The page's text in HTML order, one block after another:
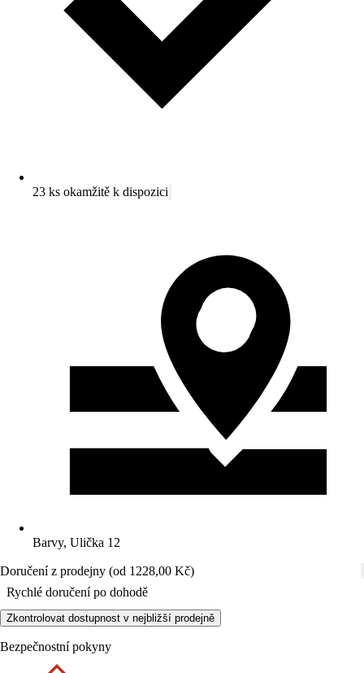
23 ks okamžitě k dispozici
Barvy, Ulička 12
Doručení z prodejny (od 1228,00 Kč)
Rychlé doručení po dohodě
Zkontrolovat dostupnost v nejbližší prodejně
Bezpečnostní pokyny